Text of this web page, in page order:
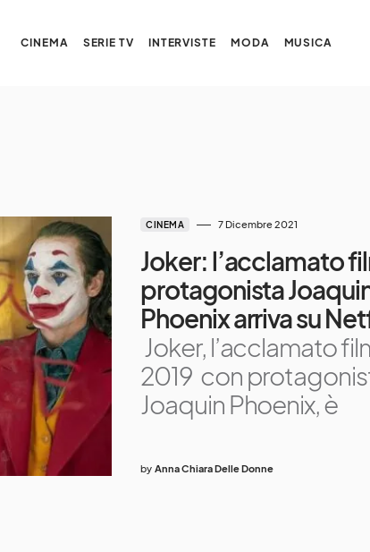
CINEMA SERIE TV INTERVISTE MODA MUSICA
CINEMA 7 Dicembre 2021
Joker: l’acclamato
protagonista
Phoenix arriva su
Joker, l’acclamato
2019 con
Joaquin Phoenix, è
by Anna Chiara Delle Donne